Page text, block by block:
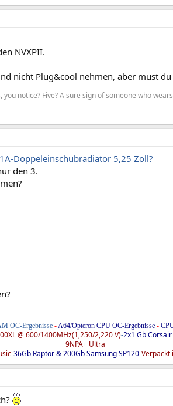
NVXPII.
nicht Plug&cool nehmen, aber must du
notice? Five? A sure sign of someone who
Doppeleinschubradiator 5,25 Zoll?
den 3.
OC-Ergebnisse- A64/Opteron CPU OC-Ergebnisse-
@ 600/1400MHz(1,250/2,220 V)-2x1 Gb
9NPA+ Ultra
-36Gb Raptor & 200Gb Samsung SP120-Verpackt